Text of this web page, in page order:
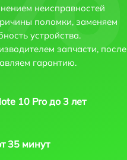
неисправностей
поломки, заменяем
устройства.
запчасти, после
гарантию.
10 Pro до 3 лет
35 минут